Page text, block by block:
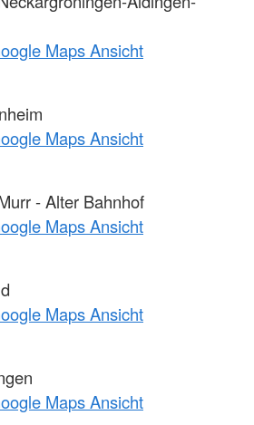
Maps Ansicht
Maps Ansicht
- Alter Bahnhof
Maps Ansicht
Maps Ansicht
Maps Ansicht